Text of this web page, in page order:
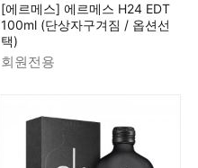
[에르메스] 에르메스 H24 EDT
100ml (단상자구겨짐 / 옵션선
택)
회원전용